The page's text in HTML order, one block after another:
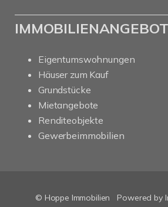
Eigentumswohnungen
Häuser zum Kauf
Grundstücke
Mietangebote
Renditeobjekte
Gewerbeimmobilien
© Hoppe Immobilien Powered by